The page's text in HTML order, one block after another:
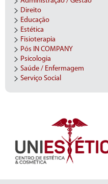
Direito
Educação
Estética
Fisioterapia
Pós IN COMPANY
Psicologia
Saúde / Enfermagem
Serviço Social